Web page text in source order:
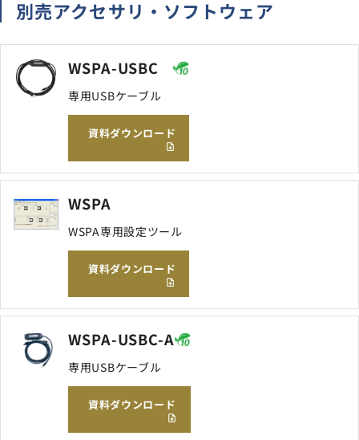
別売アクセサリ・ソフトウェア
WSPA-USBC
専用USBケーブル
資料ダウンロード
WSPA
WSPA専用設定ツール
資料ダウンロード
WSPA-USBC-A
専用USBケーブル
資料ダウンロード